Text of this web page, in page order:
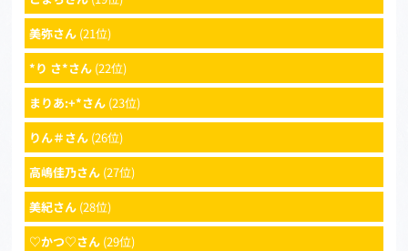
美弥さん (21位)
*り さ*さん (22位)
まりあ:+*さん (23位)
りん＃さん (26位)
高嶋佳乃さん (27位)
美紀さん (28位)
♡かつ♡さん (29位)